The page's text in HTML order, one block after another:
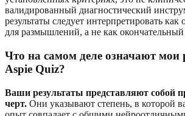
валидированный диагностический
результаты следует интерпретировать
для размышлений, а не как
Что на самом деле означают мои
Aspie Quiz?
Ваши результаты представляют собой
черт. Они указывают степень, в которой